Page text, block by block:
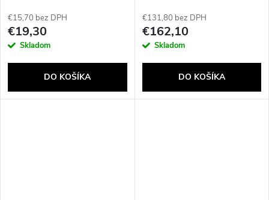
€15,70 bez DPH
€19,30
Skladom
DO KOŠÍKA
kanály/kanálov 35 W
€131,80 bez DPH
€162,10
Skladom
DO KOŠÍKA